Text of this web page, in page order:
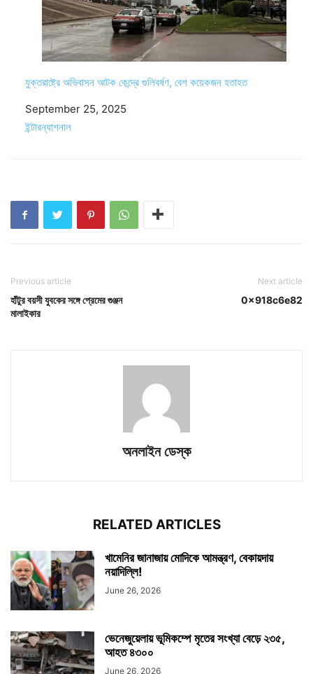
যুক্তরাষ্ট্রে অভিবাসন আটক কেন্দ্রে গুলিবর্ষণ, বেশ কয়েকজন হতাহত
Date
September 25, 2025
In relation to
ইন্টারন্যাশনাল
Previous article
হাঁটুর বয়সী যুবকের সঙ্গে প্রেমের গুঞ্জন
মালাইকার
Next article
0x918c6e82
অনলাইন ডেস্ক
RELATED ARTICLES
খামেনির জানাজায় মোদিকে আমন্ত্রণ, বেকায়দায়
নয়াদিল্লি!
June 26, 2026
ভেনেজুয়েলায় ভূমিকম্পে মৃতের সংখ্যা বেড়ে ২৩৫,
আহত ৪৩০০
June 26, 2026